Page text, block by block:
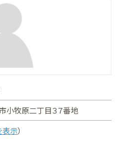
小牧原二丁目３７番地
表示）